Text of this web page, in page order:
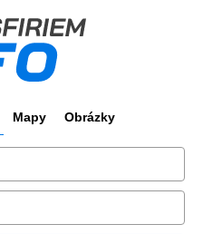
Mapy Obrázky